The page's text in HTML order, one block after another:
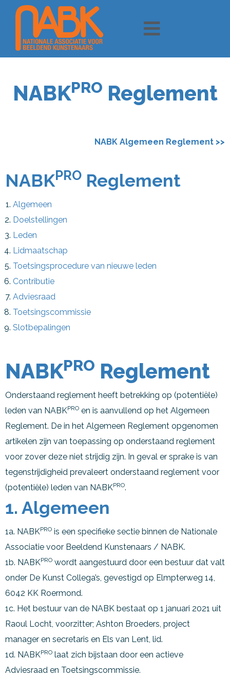
NABKPRO Reglement
NABK Algemeen Reglement >>
NABKPRO Reglement
Algemeen
Doelstellingen
Leden
Lidmaatschap
Toetsingsprocedure van nieuwe leden
Contributie
Adviesraad
Toetsingscommissie
Slotbepalingen
NABKPRO Reglement
Onderstaand reglement heeft betrekking op (potentiële)
leden van NABKPRO en is aanvullend op het Algemeen
Reglement. De in het Algemeen Reglement opgenomen
artikelen zijn van toepassing op onderstaand reglement
voor zover deze niet strijdig zijn. In geval er sprake is van
tegenstrijdigheid prevaleert onderstaand reglement voor
(potentiële) leden van NABKPRO.
1. Algemeen
1a. NABKPRO is een specifieke sectie binnen de Nationale
Associatie voor Beeldend Kunstenaars / NABK.
1b. NABKPRO wordt aangestuurd door een bestuur dat valt
onder De Kunst Collega’s, gevestigd op Elmpterweg 14,
6042 KK Roermond.
1c. Het bestuur van de NABK bestaat op 1 januari 2021 uit
Raoul Locht, voorzitter; Ashton Broeders, project
manager en secretaris en Els van Lent, lid.
1d. NABKPRO laat zich bijstaan door een actieve
Adviesraad en Toetsingscommissie.